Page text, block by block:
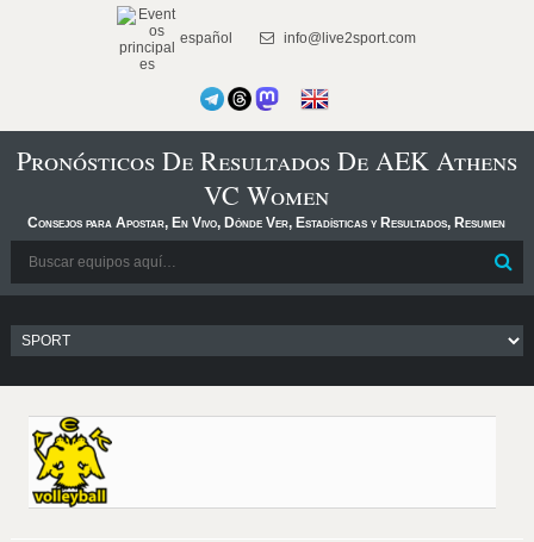
español info@live2sport.com
Pronósticos De Resultados De AEK Athens
VC Women
Consejos para Apostar, En Vivo, Dónde Ver, Estadísticas y Resultados, Resumen